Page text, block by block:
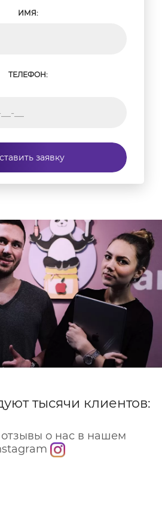
ИМЯ:
ТЕЛЕФОН:
заявку
тысячи клиентов:
о нас в нашем